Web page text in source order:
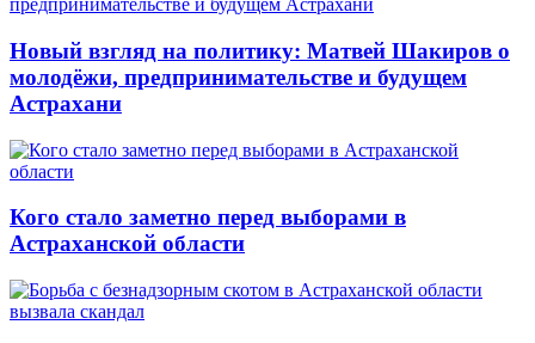
Новый взгляд на политику: Матвей Шакиров о
молодёжи, предпринимательстве и будущем
Астрахани
Кого стало заметно перед выборами в
Астраханской области